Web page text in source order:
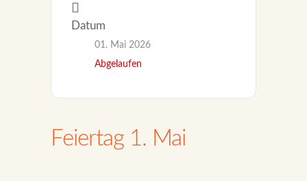
Datum
01. Mai 2026
Abgelaufen
Feiertag 1. Mai